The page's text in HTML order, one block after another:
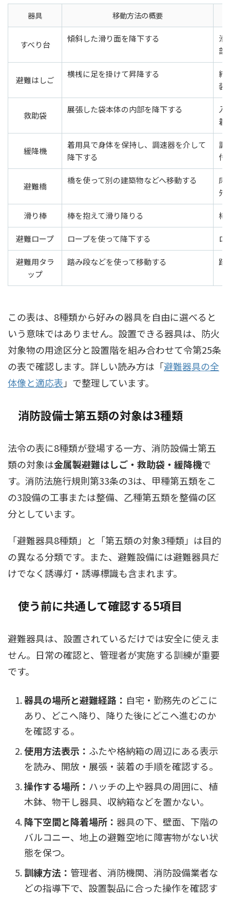
器具 移動方法の概要
すべり台
傾斜した滑り面を降下する
滑
部
避難はしご
横桟に足を掛けて昇降する
縦
装
救助袋
展張した袋本体の内部を降下する
入
着
緩降機
着用具で身体を保持し、調速器を介して
降下する
調
付
避難橋
橋を使って別の建築物などへ移動する
床
先
滑り棒 棒を抱えて滑り降りる 棒
避難ロープ ロープを使って降下する ロ
避難用タラ
ップ
踏み段などを使って移動する 踏
この表は、8種類から好みの器具を自由に選べると
いう意味ではありません。設置できる器具は、防火
対象物の用途区分と設置階を組み合わせて令第25条
の表で確認します。詳しい読み方は「避難器具の全
体像と適応表 」で整理しています。
消防設備士第五類の対象は3種類
法令の表に8種類が登場する一方、消防設備士第五
類の対象は金属製避難はしご・救助袋・緩降機で
す。消防法施行規則第33条の3は、甲種第五類をこ
の3設備の工事または整備、乙種第五類を整備の区
分としています。
「避難器具8種類」と「第五類の対象3種類」は目的
の異なる分類です。また、避難設備には避難器具だ
けでなく誘導灯・誘導標識も含まれます。
使う前に共通して確認する5項目
避難器具は、設置されているだけでは安全に使えま
せん。日常の確認と、管理者が実施する訓練が重要
です。
器具の場所と避難経路： 自宅・勤務先のどこに
あり、どこへ降り、降りた後にどこへ進むのか
を確認する。
使用方法表示： ふたや格納箱の周辺にある表示
を読み、開放・展張・装着の手順を確認する。
操作する場所： ハッチの上や器具の周囲に、植
木鉢、物干し器具、収納箱などを置かない。
降下空間と降着場所： 器具の下、壁面、下階の
バルコニー、地上の避難空地に障害物がない状
態を保つ。
訓練方法： 管理者、消防機関、消防設備業者な
どの指導下で、設置製品に合った操作を確認す